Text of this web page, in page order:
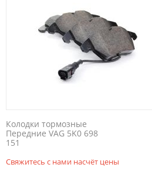
Колодки тормозные
Передние VAG 5K0 698
151
Свяжитесь с нами насчёт цены